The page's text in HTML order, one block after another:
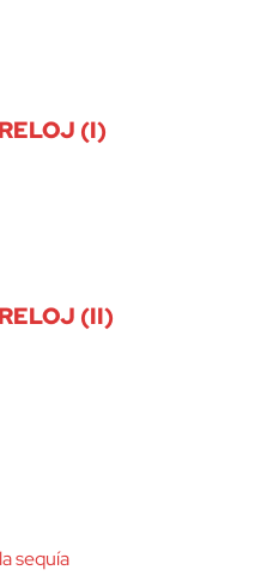
(I)
(II)
sequía